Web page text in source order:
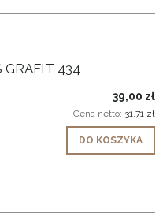
GRAFIT 434
39,00 zł
Cena netto: 31,71 zł
DO KOSZYKA